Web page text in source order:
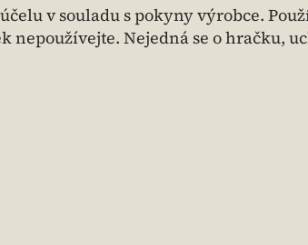
v souladu s pokyny výrobce.
nepoužívejte. Nejedná se o hračku,